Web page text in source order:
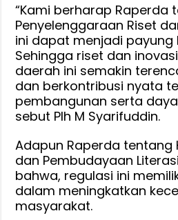
“Kami berharap Raperda
Penyelenggaraan Riset
ini dapat menjadi payung
Sehingga riset dan
daerah ini semakin
dan berkontribusi nyata
pembangunan serta
sebut Plh M Syarifuddin.
Adapun Raperda tentang
dan Pembudayaan
bahwa, regulasi ini
dalam meningkatkan
masyarakat.